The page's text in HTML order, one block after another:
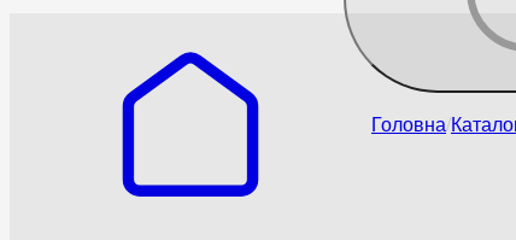
Головна